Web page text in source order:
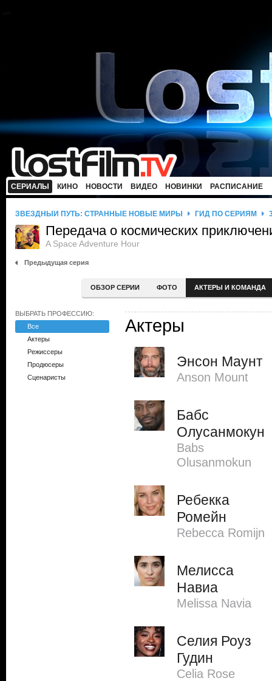
СЕРИАЛЫ КИНО НОВОСТИ ВИДЕО НОВИНКИ РАСПИСАНИЕ
ЗВЕЗДНЫЙ ПУТЬ: СТРАННЫЕ НОВЫЕ МИРЫ ГИД ПО СЕРИЯМ
Передача о космических
A Space Adventure Hour
Предыдущая серия
ОБЗОР СЕРИИ ФОТО АКТЕРЫ И КОМАНДА
ВЫБРАТЬ ПРОФЕССИЮ:
Все
Актеры
Режиссеры
Продюсеры
Сценаристы
Актеры
Энсон Маунт
Anson Mount
Бабс
Олусанмокун
Babs
Olusanmokun
Ребекка
Ромейн
Rebecca Romijn
Мелисса
Навиа
Melissa Navia
Селия Роуз
Гудин
Celia Rose